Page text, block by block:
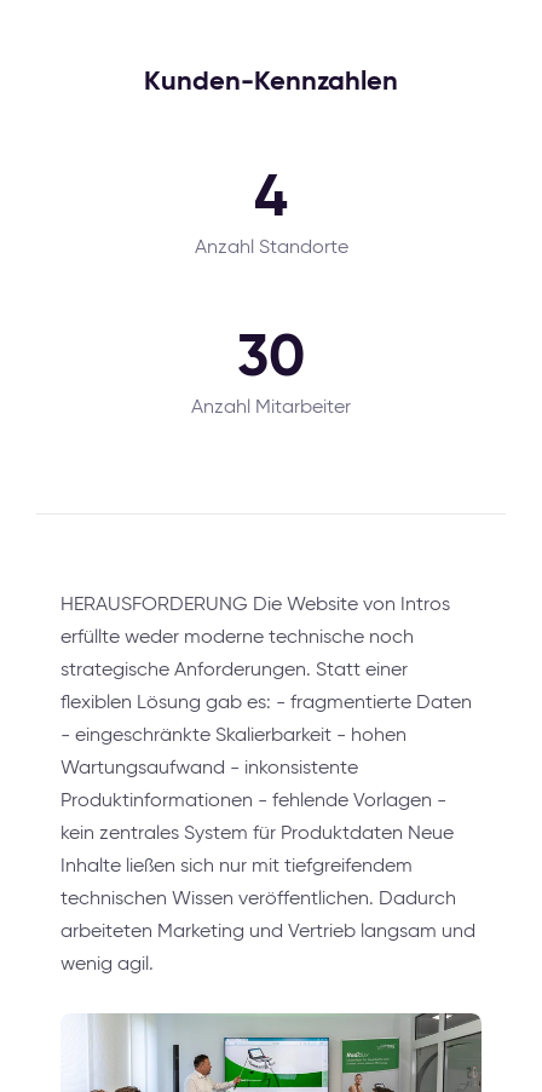
Kunden-Kennzahlen
4
Anzahl Standorte
30
Anzahl Mitarbeiter
HERAUSFORDERUNG Die Website von Intros
erfüllte weder moderne technische noch
strategische Anforderungen. Statt einer
flexiblen Lösung gab es: - fragmentierte Daten
- eingeschränkte Skalierbarkeit - hohen
Wartungsaufwand - inkonsistente
Produktinformationen - fehlende Vorlagen -
kein zentrales System für Produktdaten Neue
Inhalte ließen sich nur mit tiefgreifendem
technischen Wissen veröffentlichen. Dadurch
arbeiteten Marketing und Vertrieb langsam und
wenig agil.